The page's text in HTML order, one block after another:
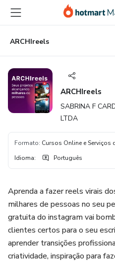
para
conteúdo
principal
para
pagamento
para
rodapé
ARCHIreels
ARCHIreels
SABRINA F
LTDA
Formato: Cursos Online e Serviços
Idioma: Português
Aprenda a fazer reels virais
milhares de pessoas no seu
gratuita do instagram vai
clientes certos para o seu
aprender transições
criatividade, inspiração para